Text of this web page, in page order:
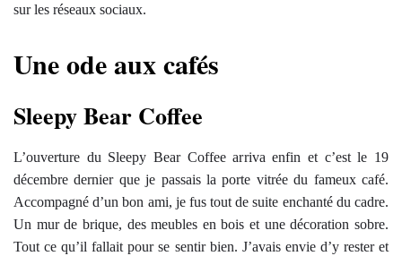
sur les réseaux sociaux.
Une ode aux cafés
Sleepy Bear Coffee
L’ouverture du Sleepy Bear Coffee arriva enfin et c’est le 19
décembre dernier que je passais la porte vitrée du fameux café.
Accompagné d’un bon ami, je fus tout de suite enchanté du cadre.
Un mur de brique, des meubles en bois et une décoration sobre.
Tout ce qu’il fallait pour se sentir bien. J’avais envie d’y rester et